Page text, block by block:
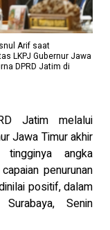
Arif saat
LKPJ Gubernur Jawa
DPRD Jatim di
Jatim melalui
Jawa Timur akhir
angka
penurunan
positif, dalam
Senin